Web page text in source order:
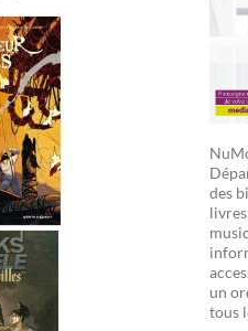
des
un
tous